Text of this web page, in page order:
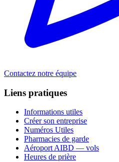
Contactez notre équipe
Liens pratiques
Informations utiles
Créer son entreprise
Numéros Utiles
Pharmacies de garde
Aéroport AIBD — vols
Heures de prière